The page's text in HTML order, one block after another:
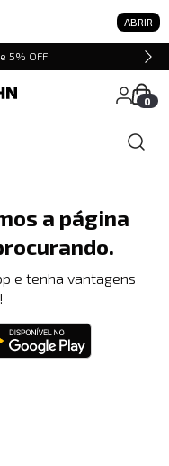
ABRIR
5% OFF
0
a página
e tenha vantagens